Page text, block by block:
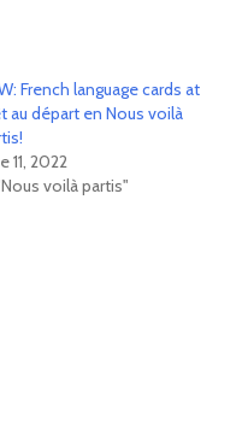
French language cards at
au départ en Nous voilà
11, 2022
voilà partis"